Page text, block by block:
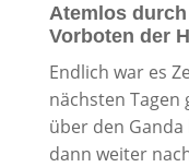
Atemlos
Vorboten der
Endlich war es
nächsten Tagen
über den Ganda
dann weiter